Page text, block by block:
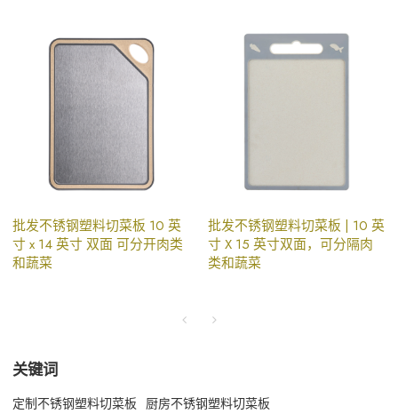
批发不锈钢塑料切菜板 10 英
寸 x 14 英寸 双面 可分开肉类
和蔬菜
批发不锈钢塑料切菜板 | 10 英
寸 X 15 英寸双面，可分隔肉
类和蔬菜
关键词
定制不锈钢塑料切菜板 厨房不锈钢塑料切菜板